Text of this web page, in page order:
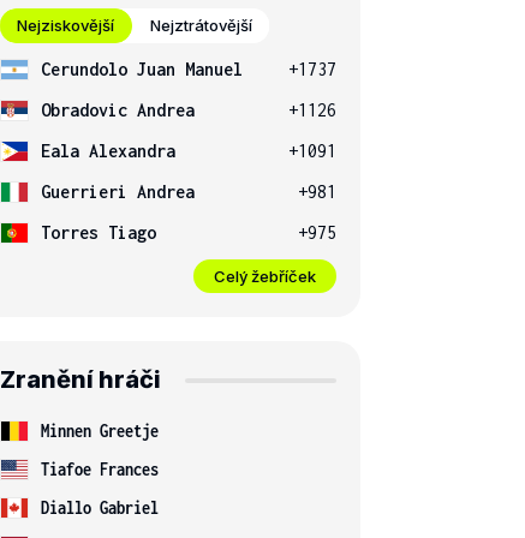
Nejziskovější Nejztrátovější
Cerundolo Juan Manuel
+1737
Obradovic Andrea
+1126
Eala Alexandra
+1091
Guerrieri Andrea
+981
Torres Tiago
+975
Celý žebříček
Zranění hráči
Minnen Greetje
Tiafoe Frances
Diallo Gabriel